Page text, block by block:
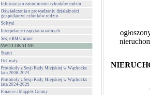
Informacja o zatrudnieniu członków rodzin
Oświadczenia o prowadzeniu działalności
gospodarczej członków rodzin
Sołtysi
Interpelacje i zapytania radnych
Sesje RM Online
LOKALNE
Statut
Uchwały
Protokoły z Sesji Rady Miejskiej w Wąchocku
lata 2006-2024
Protokoły z Sesji Rady Miejskiej w Wąchocku
lata 2024-2029
Finanse i Majątek Gminy